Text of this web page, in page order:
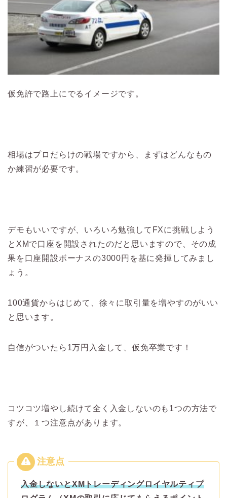
仮免許で路上にでるイメージです。
相場はプロだらけの戦場ですから、まずはどんなもの
か練習が必要です。
デモもいいですが、いろいろ勉強してFXに挑戦しよう
とXMで口座を開設されたのだと思いますので、その成
果を口座開設ボーナスの3000円を基に発揮してみまし
ょう。
100通貨からはじめて、徐々に取引量を増やすのがいい
と思います。
自信がついたら1万円入金して、仮免卒業です！
コツコツ増やし続けて全く入金しないのも1つの方法で
すが、１つ注意点があります。
入金しないとXMトレーディングロイヤルティプ